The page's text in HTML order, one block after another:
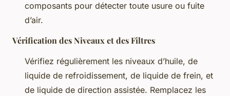
composants pour détecter toute usure ou fuite
d’air.
Vérification des Niveaux et des Filtres
Vérifiez régulièrement les niveaux d’huile, de
liquide de refroidissement, de liquide de frein, et
de liquide de direction assistée. Remplacez les